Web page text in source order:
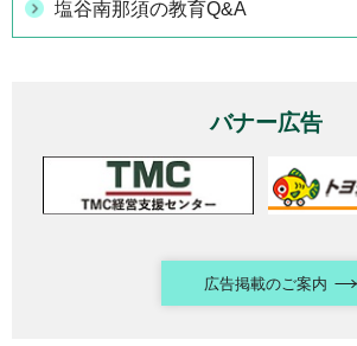
塩谷南那須の教育Q&A
バナー広告
広告掲載のご案内